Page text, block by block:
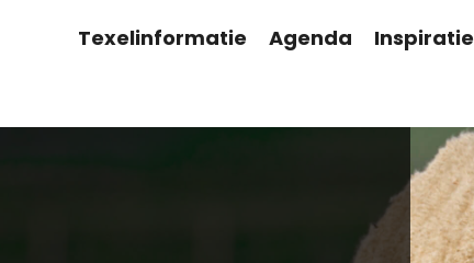
Texelinformatie Agenda Inspiratie